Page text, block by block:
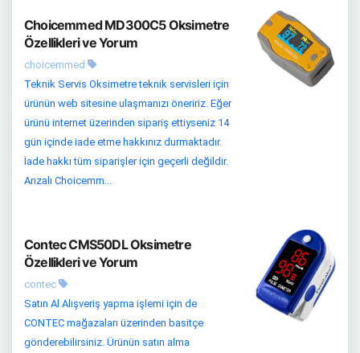
Choicemmed MD300C5 Oksimetre
Özellikleri ve Yorum
choicemmed
Teknik Servis Oksimetre teknik servisleri için
ürünün web sitesine ulaşmanızı öneririz. Eğer
ürünü internet üzerinden sipariş ettiyseniz 14
gün içinde iade etme hakkınız durmaktadır.
İade hakkı tüm siparişler için geçerli değildir.
Arızalı Choicemm...
Contec CMS50DL Oksimetre
Özellikleri ve Yorum
contec
Satın Al Alışveriş yapma işlemi için de
CONTEC mağazaları üzerinden basitçe
gönderebilirsiniz. Ürünün satın alma